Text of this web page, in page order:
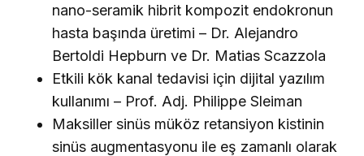
nano-seramik hibrit kompozit endokronun
hasta başında üretimi – Dr. Alejandro
Bertoldi Hepburn ve Dr. Matias Scazzola
Etkili kök kanal tedavisi için dijital yazılım
kullanımı – Prof. Adj. Philippe Sleiman
Maksiller sinüs müköz retansiyon kistinin
sinüs augmentasyonu ile eş zamanlı olarak